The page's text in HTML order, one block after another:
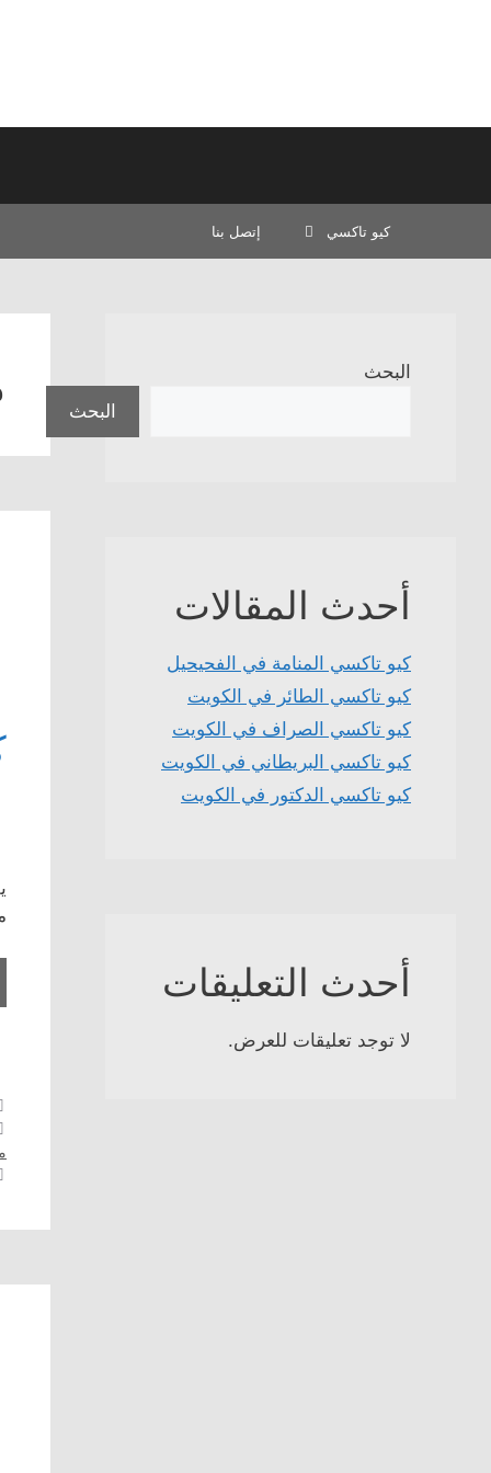
كيو تاكسي إتصل بنا
البحث
البحث
أحدث المقالات
كيو تاكسي المنامة في الفحيحيل
كيو تاكسي الطائر في الكويت
كيو تاكسي الصراف في الكويت
كيو تاكسي البريطاني في الكويت
كيو تاكسي الدكتور في الكويت
أحدث التعليقات
لا توجد تعليقات للعرض.